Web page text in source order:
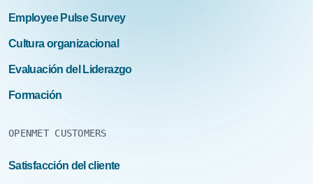
Employee Pulse Survey
Cultura organizacional
Evaluación del Liderazgo
Formación
OPENMET CUSTOMERS
Satisfacción del cliente